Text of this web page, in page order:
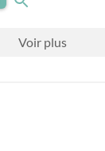
Voir plus